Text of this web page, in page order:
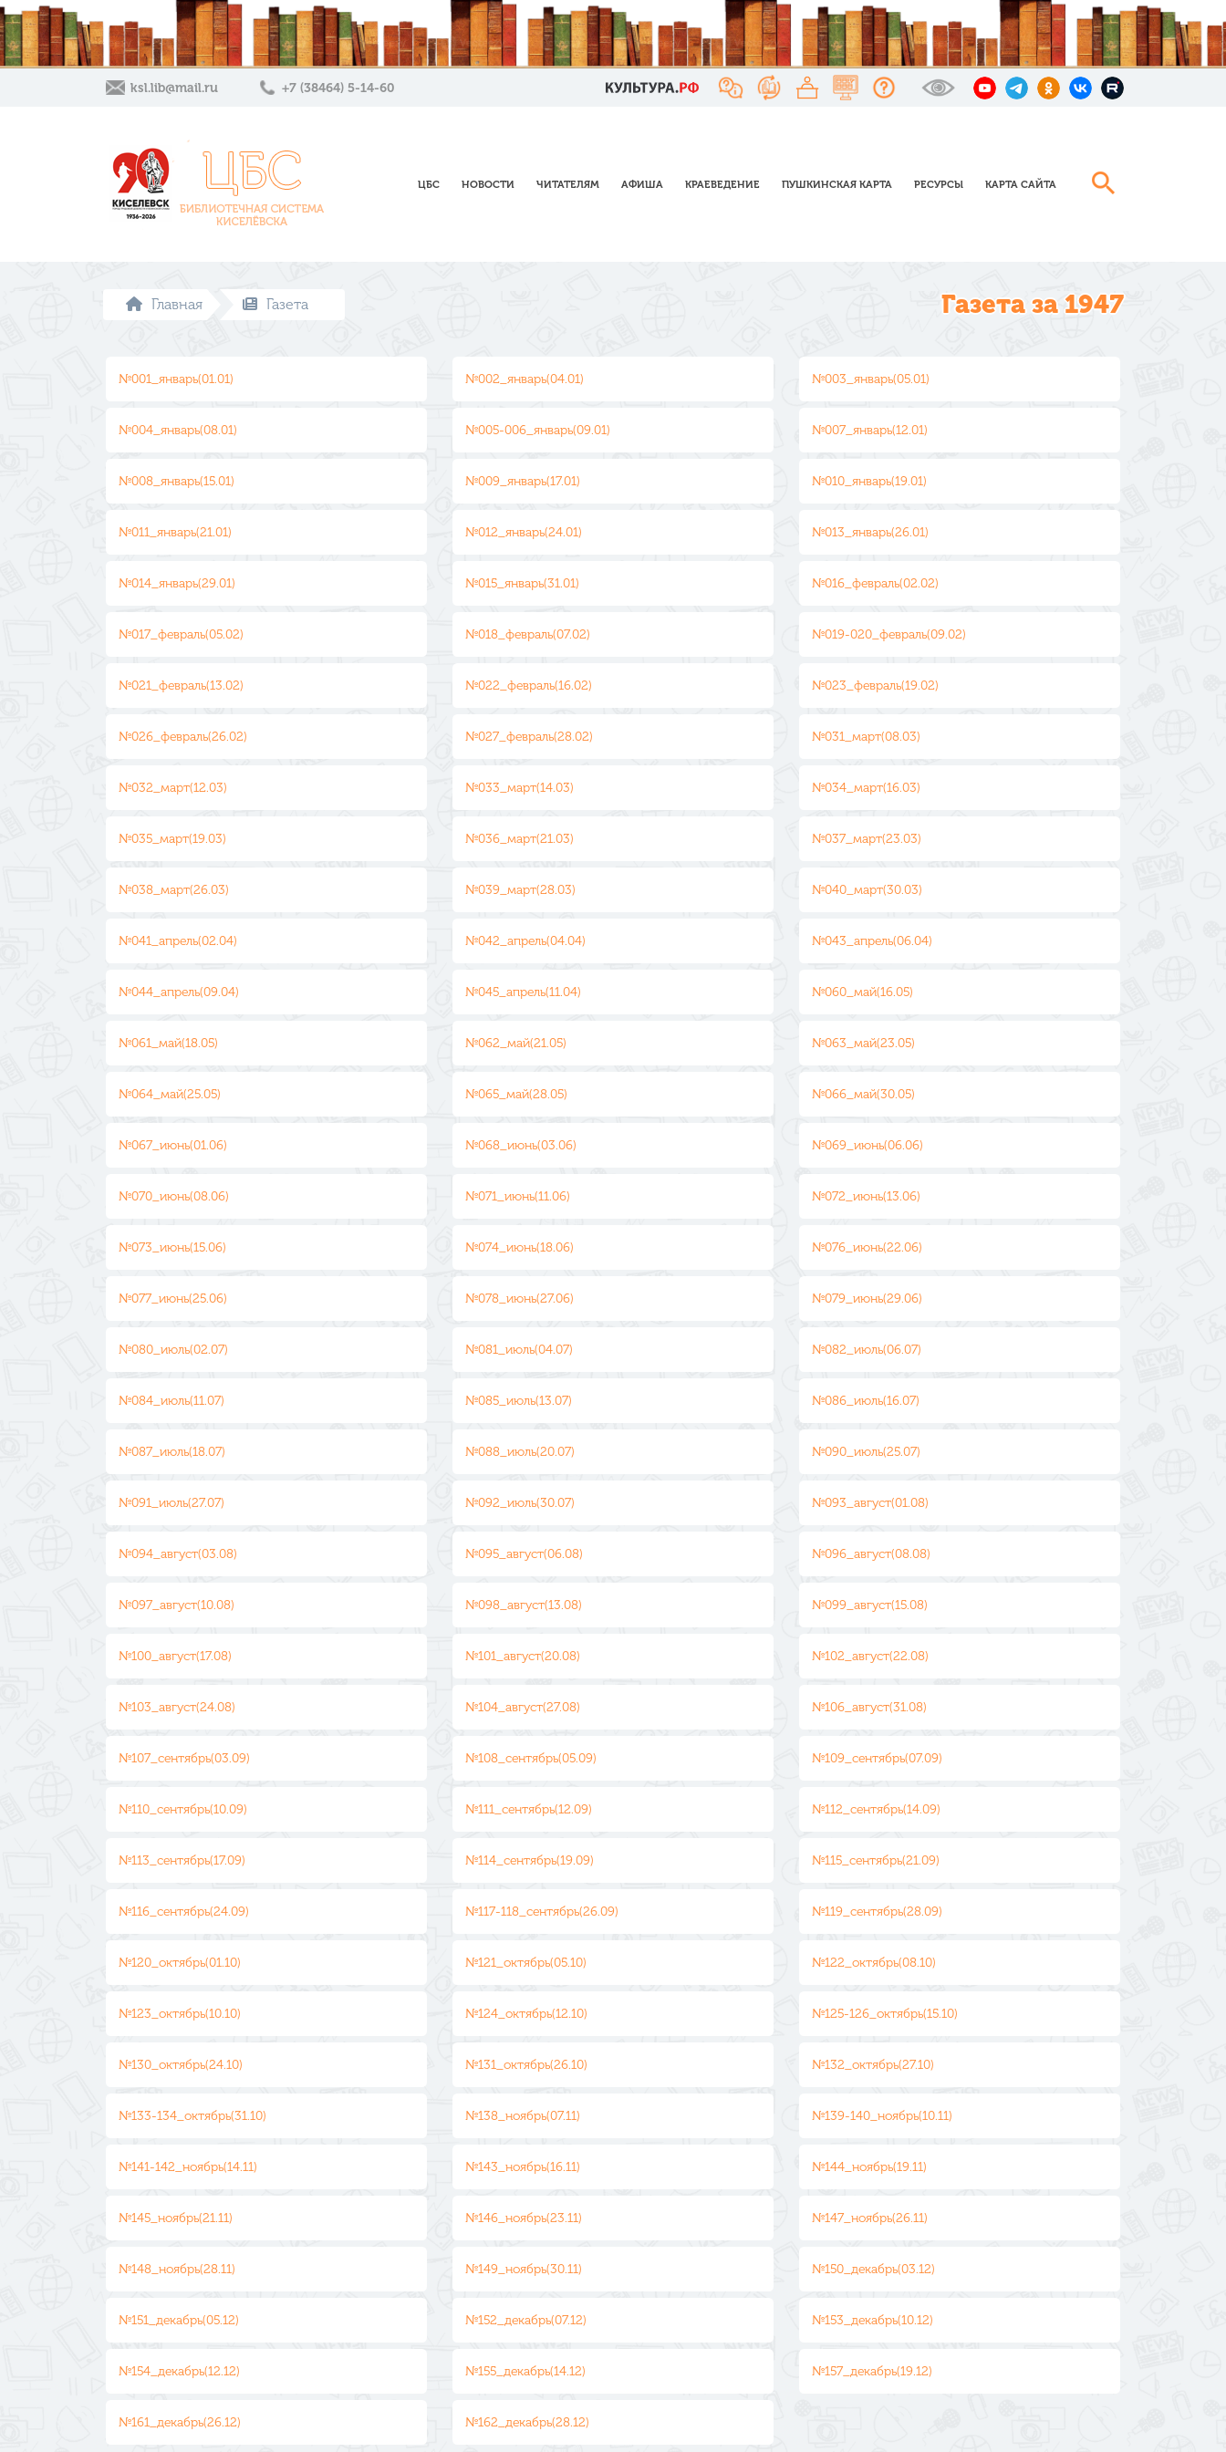
ksl.lib@mail.ru +7 (38464) 5-14-60
ЦБС НОВОСТИ ЧИТАТЕЛЯМ АФИША КРАЕВЕДЕНИЕ ПУШКИНСКАЯ КАРТА РЕСУРСЫ КАРТА САЙТА
Главная Газета Газета за 1947
№001_январь(01.01) №002_январь(04.01) №003_январь(05.01)
№004_январь(08.01) №005-006_январь(09.01) №007_январь(12.01)
№008_январь(15.01) №009_январь(17.01) №010_январь(19.01)
№011_январь(21.01) №012_январь(24.01) №013_январь(26.01)
№014_январь(29.01) №015_январь(31.01) №016_февраль(02.02)
№017_февраль(05.02) №018_февраль(07.02) №019-020_февраль(09.02)
№021_февраль(13.02) №022_февраль(16.02) №023_февраль(19.02)
№026_февраль(26.02) №027_февраль(28.02) №031_март(08.03)
№032_март(12.03) №033_март(14.03) №034_март(16.03)
№035_март(19.03) №036_март(21.03) №037_март(23.03)
№038_март(26.03) №039_март(28.03) №040_март(30.03)
№041_апрель(02.04) №042_апрель(04.04) №043_апрель(06.04)
№044_апрель(09.04) №045_апрель(11.04) №060_май(16.05)
№061_май(18.05) №062_май(21.05) №063_май(23.05)
№064_май(25.05) №065_май(28.05) №066_май(30.05)
№067_июнь(01.06) №068_июнь(03.06) №069_июнь(06.06)
№070_июнь(08.06) №071_июнь(11.06) №072_июнь(13.06)
№073_июнь(15.06) №074_июнь(18.06) №076_июнь(22.06)
№077_июнь(25.06) №078_июнь(27.06) №079_июнь(29.06)
№080_июль(02.07) №081_июль(04.07) №082_июль(06.07)
№084_июль(11.07) №085_июль(13.07) №086_июль(16.07)
№087_июль(18.07) №088_июль(20.07) №090_июль(25.07)
№091_июль(27.07) №092_июль(30.07) №093_август(01.08)
№094_август(03.08) №095_август(06.08) №096_август(08.08)
№097_август(10.08) №098_август(13.08) №099_август(15.08)
№100_август(17.08) №101_август(20.08) №102_август(22.08)
№103_август(24.08) №104_август(27.08) №106_август(31.08)
№107_сентябрь(03.09) №108_сентябрь(05.09) №109_сентябрь(07.09)
№110_сентябрь(10.09) №111_сентябрь(12.09) №112_сентябрь(14.09)
№113_сентябрь(17.09) №114_сентябрь(19.09) №115_сентябрь(21.09)
№116_сентябрь(24.09) №117-118_сентябрь(26.09) №119_сентябрь(28.09)
№120_октябрь(01.10) №121_октябрь(05.10) №122_октябрь(08.10)
№123_октябрь(10.10) №124_октябрь(12.10) №125-126_октябрь(15.10)
№130_октябрь(24.10) №131_октябрь(26.10) №132_октябрь(27.10)
№133-134_октябрь(31.10) №138_ноябрь(07.11) №139-140_ноябрь(10.11)
№141-142_ноябрь(14.11) №143_ноябрь(16.11) №144_ноябрь(19.11)
№145_ноябрь(21.11) №146_ноябрь(23.11) №147_ноябрь(26.11)
№148_ноябрь(28.11) №149_ноябрь(30.11) №150_декабрь(03.12)
№151_декабрь(05.12) №152_декабрь(07.12) №153_декабрь(10.12)
№154_декабрь(12.12) №155_декабрь(14.12) №157_декабрь(19.12)
№161_декабрь(26.12) №162_декабрь(28.12)